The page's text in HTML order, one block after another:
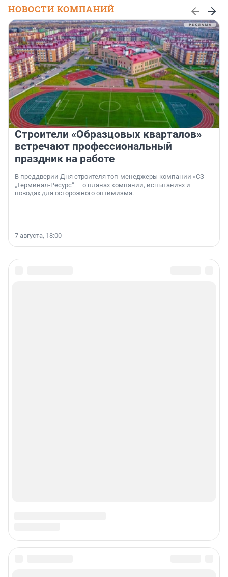
НОВОСТИ КОМПАНИЙ
Строители «Образцовых кварталов»
встречают профессиональный
праздник на работе
В преддверии Дня строителя топ-менеджеры компании «СЗ
„Терминал-Ресурс“ — о планах компании, испытаниях и
поводах для осторожного оптимизма.
7 августа, 18:00